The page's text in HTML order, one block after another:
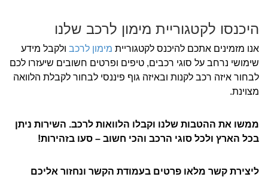
היכנסו לקטגוריית מימון לרכב שלנו
אנו מזמינים אתכם להיכנס לקטגוריית מימון לרכב ולקבל מידע
שימושי נרחב על סוגי רכבים, טיפים ופרטים חשובים שיעזרו לכם
לבחור איזה רכב לקנות ובאיזה גוף פיננסי לבחור לקבלת הלוואה
מצוינת.
ממשו את ההטבות שלנו וקבלו הלוואות לרכב. השירות ניתן
בכל הארץ ולכל סוגי הרכב והכי חשוב – סעו בזהירות!
ליצירת קשר מלאו פרטים בעמודת הקשר ונחזור אליכם